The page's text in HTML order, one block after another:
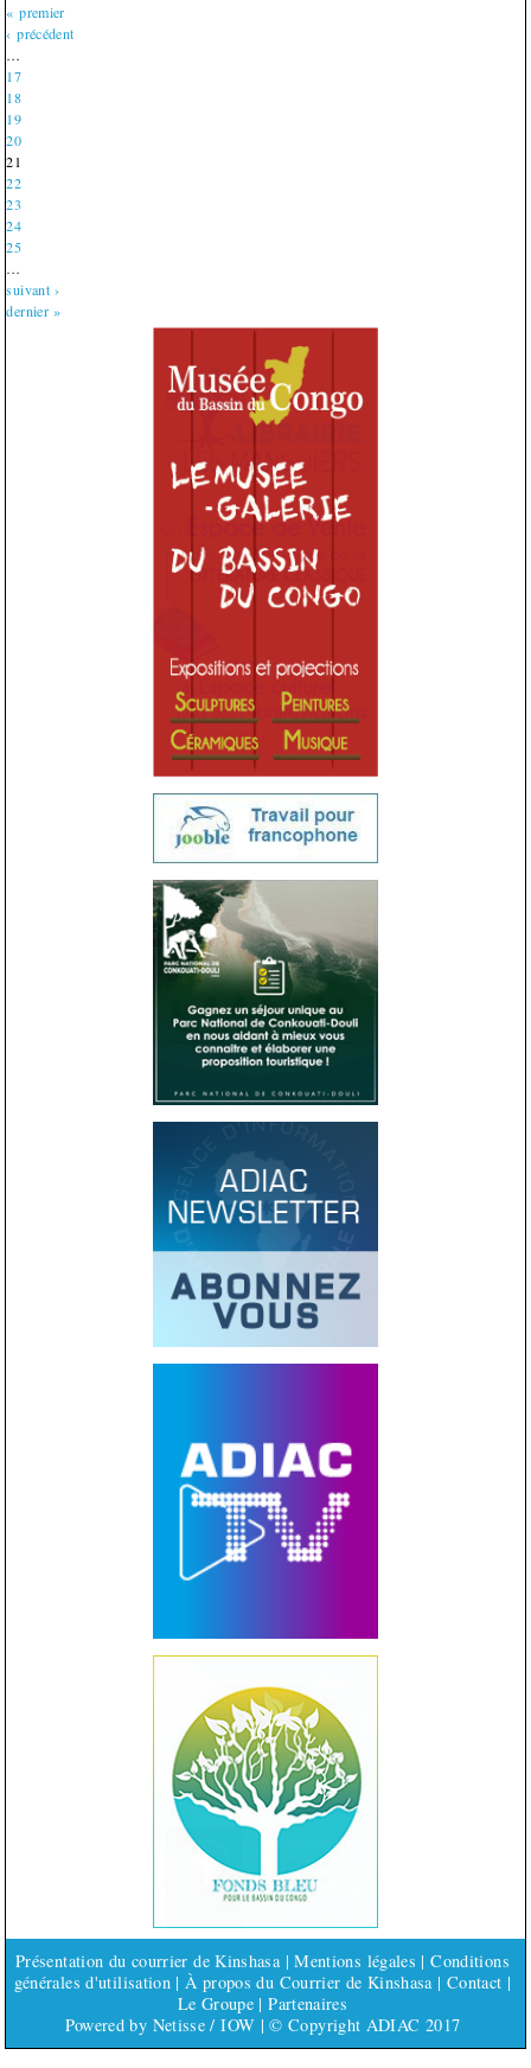
« premier
‹ précédent
…
17
18
19
20
21
22
23
24
25
…
suivant ›
dernier »
Présentation du courrier de Kinshasa|Mentions légales |Conditions
générales d'utilisation |À propos du Courrier de Kinshasa | Contact |
Le Groupe |Partenaires
Powered by Netisse / IOW | © Copyright ADIAC 2017